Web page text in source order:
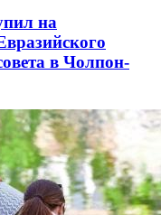
на
в Чолпон-